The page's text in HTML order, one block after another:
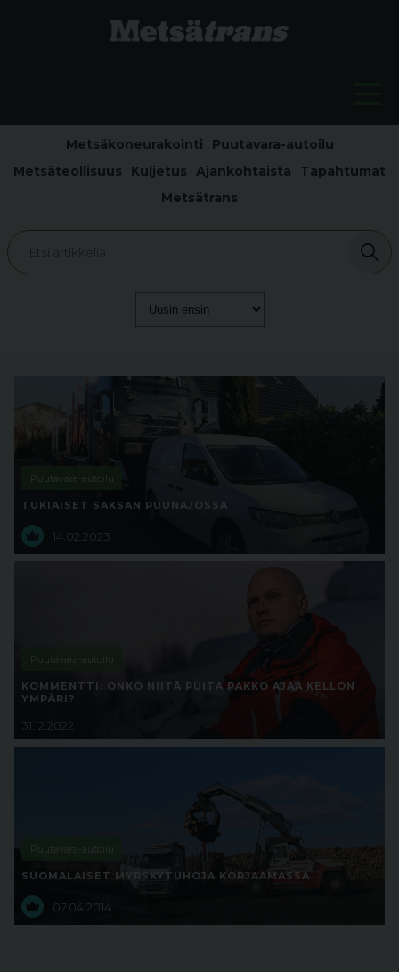
Metsäkoneurakointi
Puutavara-autoilu
Metsäteollisuus
Kuljetus Ajankohtaista
Tapahtumat
Metsätrans
Puutavara-autoilu
TUKIAISET SAKSAN PUUNAJOSSA
14.02.2023
Puutavara-autoilu
KOMMENTTI: ONKO NIITÄ PUITA PAKKO AJAA KELLON
YMPÄRI?
31.12.2022
Puutavara-autoilu
SUOMALAISET MYRSKYTUHOJA KORJAAMASSA
07.04.2014